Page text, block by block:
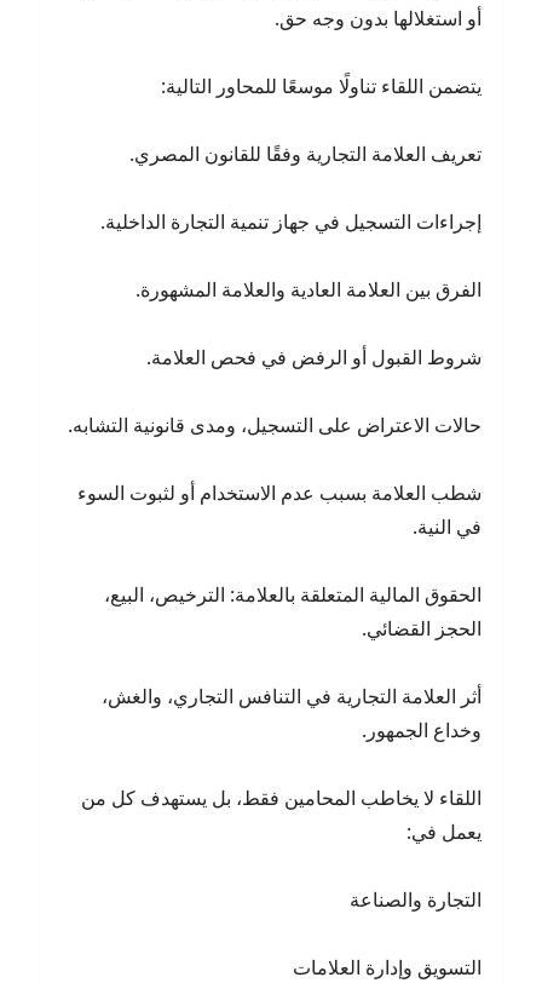
أو استغلالها بدون وجه حق.
يتضمن اللقاء تناولًا موسعًا للمحاور التالية:
تعريف العلامة التجارية وفقًا للقانون المصري.
إجراءات التسجيل في جهاز تنمية التجارة الداخلية.
الفرق بين العلامة العادية والعلامة المشهورة.
شروط القبول أو الرفض في فحص العلامة.
حالات الاعتراض على التسجيل، ومدى قانونية التشابه.
شطب العلامة بسبب عدم الاستخدام أو لثبوت السوء
في النية.
الحقوق المالية المتعلقة بالعلامة: الترخيص، البيع،
الحجز القضائي.
أثر العلامة التجارية في التنافس التجاري، والغش،
وخداع الجمهور.
اللقاء لا يخاطب المحامين فقط، بل يستهدف كل من
يعمل في:
التجارة والصناعة
التسويق وإدارة العلامات